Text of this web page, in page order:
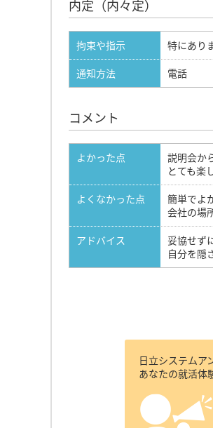
内定（内々定）
拘束や指示
特にあり
通知方法
電話
コメント
よかった点
説明会か
とても楽
よくなかった点
簡単でよ
会社の場
アドバイス
妥協せず
自分を隠
日立システムア
あなたの就活体